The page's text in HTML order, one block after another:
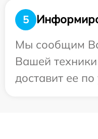
5
Мы сообщим
Вашей
доставит ее